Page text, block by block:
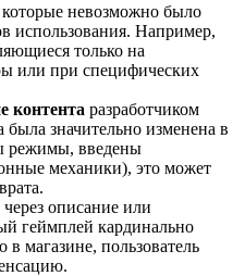
которые невозможно было
использования. Например,
только на
или при специфических
контента разработчиком
значительно изменена в
режимы, введены
механики), это может
через описание или
геймплей кардинально
в магазине, пользователь